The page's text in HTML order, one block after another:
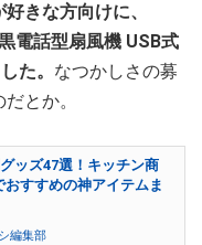
きな方向けに、
電話型扇風機 USB式
た。 なつかしさの募
とか。
ッズ47選！キッチン商
おすすめの神アイテムま
編集部